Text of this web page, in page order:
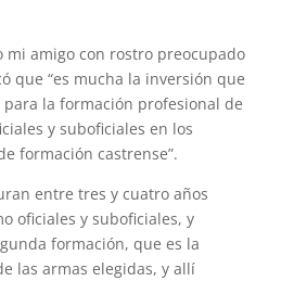
k
mi amigo con rostro preocupado
que “es mucha la inversión que
para la formación profesional de
y suboficiales en los
formación castrense”.
entre tres y cuatro años
oficiales y suboficiales, y
formación, que es la
las armas elegidas, y allí